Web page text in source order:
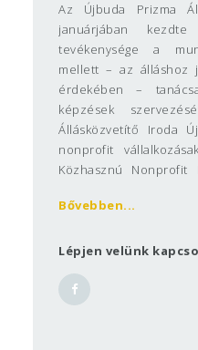
Az Újbuda Prizma
januárjában
tevékenysége a
mellett – az álláshoz
érdekében –
képzések
Állásközvetítő Iroda
nonprofit
Közhasznú
térítésmentesen
egzisztenciáját
Állásközvetítő Iroda az
Nonprofit Kft.
több mint egy
Bővebben...
Lépjen velünk